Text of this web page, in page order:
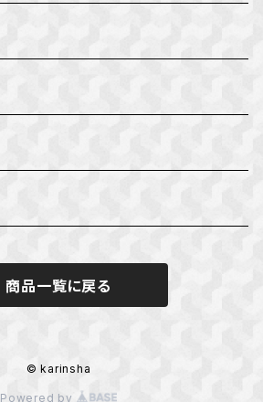
商品一覧に戻る
© karinsha
Powered by